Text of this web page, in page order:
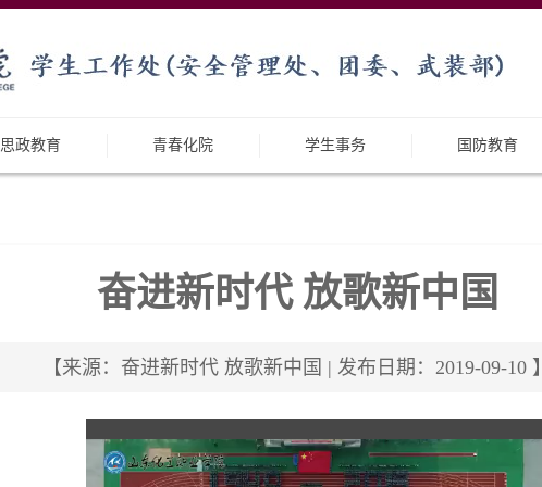
思政教育 青春化院 学生事务 国防教育
奋进新时代 放歌新中国
【来源：奋进新时代 放歌新中国 | 发布日期：2019-09-10 】